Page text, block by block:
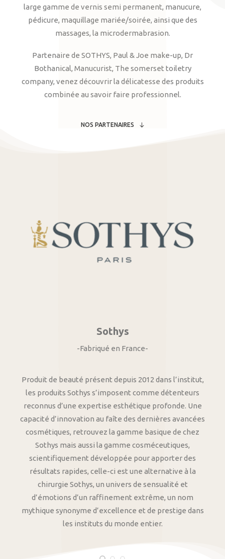
large gamme de vernis semi permanent, manucure,
pédicure, maquillage mariée/soirée, ainsi que des
massages, la microdermabrasion.
Partenaire de SOTHYS, Paul & Joe make-up, Dr
Bothanical, Manucurist, The somerset toiletry
company, venez découvrir la délicatesse des produits
combinée au savoir faire professionnel.
NOS PARTENAIRES
Sothys
-Fabriqué en France-
Produit de beauté présent depuis 2012 dans l’institut,
les produits Sothys s’imposent comme détenteurs
reconnus d’une expertise esthétique profonde. Une
capacité d’innovation au faîte des dernières avancées
cosmétiques, retrouvez la gamme basique de chez
Sothys mais aussi la gamme cosméceutiques,
scientifiquement développée pour apporter des
résultats rapides, celle-ci est une alternative à la
chirurgie Sothys, un univers de sensualité et
d’émotions d’un raffinement extrême, un nom
mythique synonyme d’excellence et de prestige dans
les instituts du monde entier.